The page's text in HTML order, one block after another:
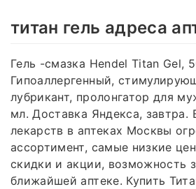
титан гель адреса
Гель -смазка Hendel Titan Gel,
Гипоаллергенный,
лубрикант, пролонгатор для
мл. Доставка Яндекса, завтра.
лекарств в аптеках Москвы
ассортимент, самые низкие
скидки и акции, возможность
ближайшей аптеке. Купить